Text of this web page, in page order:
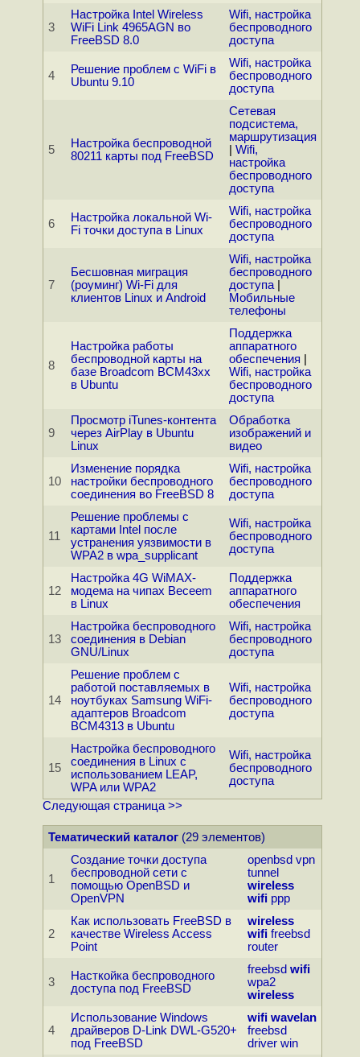
3
Настройка Intel Wireless
WiFi Link 4965AGN во
FreeBSD 8.0
Wifi, настройка
беспроводного
доступа
4
Решение проблем с WiFi в
Ubuntu 9.10
Wifi, настройка
беспроводного
доступа
5
Настройка беспроводной
80211 карты под FreeBSD
Сетевая
подсистема,
маршрутизация
Wifi,
настройка
беспроводного
доступа
6
Настройка локальной Wi-
Fi точки доступа в Linux
Wifi, настройка
беспроводного
доступа
7
Бесшовная миграция
(роуминг) Wi-Fi для
клиентов Linux и Android
Wifi, настройка
беспроводного
доступа|
Мобильные
телефоны
8
Настройка работы
беспроводной карты на
базе Broadcom BCM43xx
в Ubuntu
Поддержка
аппаратного
обеспечения
Wifi, настройка
беспроводного
доступа
9
Просмотр iTunes-контента
через AirPlay в Ubuntu
Linux
Обработка
изображений и
видео
10
Изменение порядка
настройки беспроводного
соединения во FreeBSD 8
Wifi, настройка
беспроводного
доступа
11
Решение проблемы с
картами Intel после
устранения уязвимости в
WPA2 в wpa_supplicant
Wifi, настройка
беспроводного
доступа
12
Настройка 4G WiMAX-
модема на чипах Beceem
в Linux
Поддержка
аппаратного
обеспечения
13
Настройка беспроводного
соединения в Debian
GNU/Linux
Wifi, настройка
беспроводного
доступа
14
Решение проблем с
работой поставляемых в
ноутбуках Samsung WiFi-
адаптеров Broadcom
BCM4313 в Ubuntu
Wifi, настройка
беспроводного
доступа
15
Настройка беспроводного
соединения в Linux с
использованием LEAP,
WPA или WPA2
Wifi, настройка
беспроводного
доступа
Следующая страница >>
Тематический каталог(29 элементов)
1
Создание точки доступа
беспроводной сети с
помощью OpenBSD и
OpenVPN
openbsd vpn
tunnel
wireless
wifi ppp
2
Как использовать FreeBSD в
качестве Wireless Access
Point
wireless
wifi freebsd
router
3
Насткойка беспроводного
доступа под FreeBSD
freebsd wifi
wpa2
wireless
4
Использование Windows
драйверов D-Link DWL-G520+
под FreeBSD
wifi wavelan
freebsd
driver win